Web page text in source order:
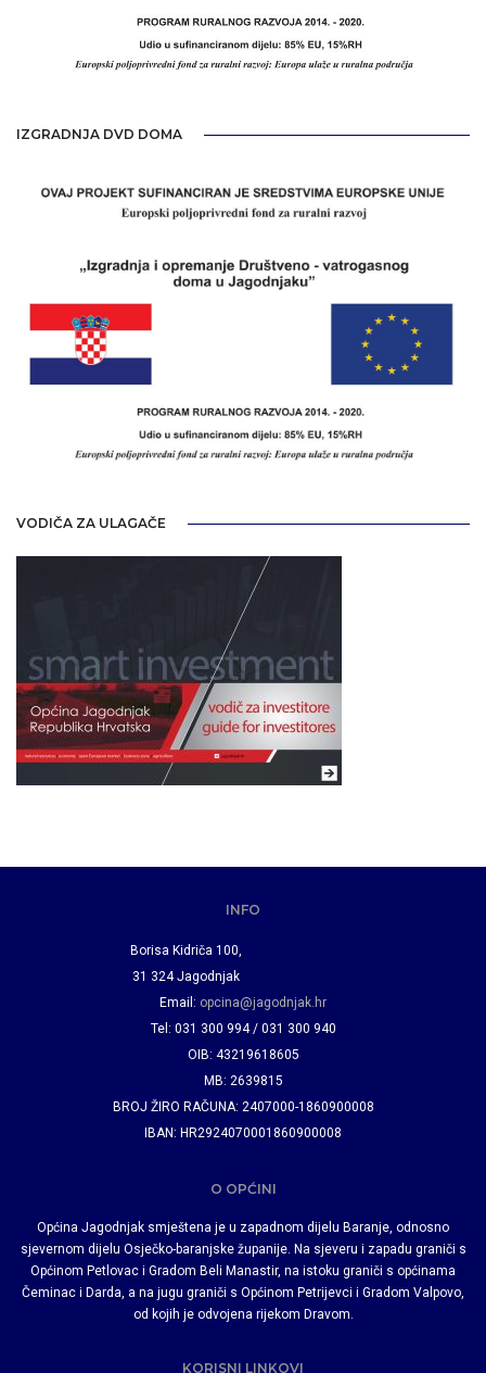
IZGRADNJA DVD DOMA
VODIČA ZA ULAGAČE
INFO
Borisa Kidriča 100,
31 324 Jagodnjak
Email: opcina@jagodnjak.hr
Tel: 031 300 994 / 031 300 940
OIB: 43219618605
MB: 2639815
BROJ ŽIRO RAČUNA: 2407000-1860900008
IBAN: HR2924070001860900008
O OPĆINI
Općina Jagodnjak smještena je u zapadnom dijelu Baranje, odnosno
sjevernom dijelu Osječko-baranjske županije. Na sjeveru i zapadu graniči s
Općinom Petlovac i Gradom Beli Manastir, na istoku graniči s općinama
Čeminac i Darda, a na jugu graniči s Općinom Petrijevci i Gradom Valpovo,
od kojih je odvojena rijekom Dravom.
KORISNI LINKOVI